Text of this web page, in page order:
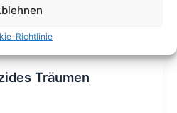
Richtlinie
genähert.
Träumen